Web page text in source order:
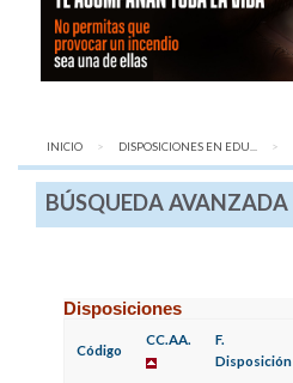
INICIO DISPOSICIONES EN EDU...
BÚSQUEDA AVANZADA
Disposiciones
Código
CC.AA.
F.
Disposición